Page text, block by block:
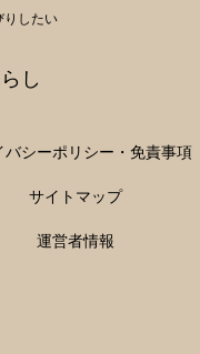
りしたい
し
バシーポリシー・免責事項
サイトマップ
運営者情報